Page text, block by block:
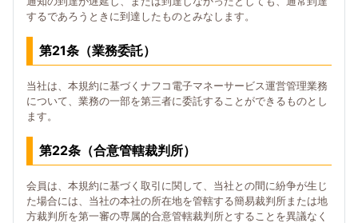
するであろうときに到達したものとみなします。
第21条（業務委託）
当社は、本規約に基づくナフコ電子マネーサービス運営管理業務
について、業務の一部を第三者に委託することができるものとし
ます。
第22条（合意管轄裁判所）
会員は、本規約に基づく取引に関して、当社との間に紛争が生じ
た場合には、当社の本社の所在地を管轄する簡易裁判所または地
方裁判所を第一審の専属的合意管轄裁判所とすることを異議なく